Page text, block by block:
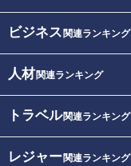
ビジネス 関連ランキング
人材関連ランキング
トラベル関連ランキング
レジャー関連ランキング